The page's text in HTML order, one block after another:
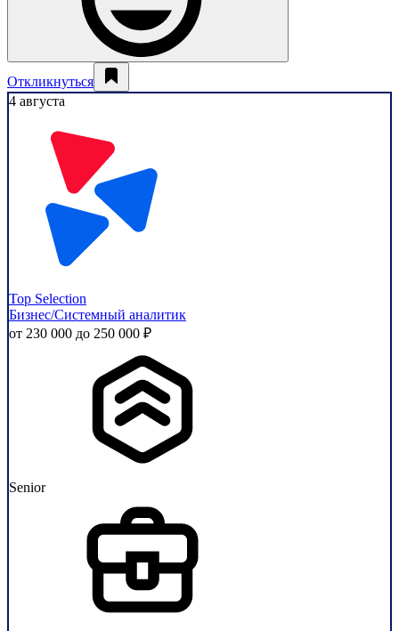
Откликнуться
4 августа
Top Selection
Бизнес/Системный аналитик
от 230 000 до 250 000 ₽
Senior